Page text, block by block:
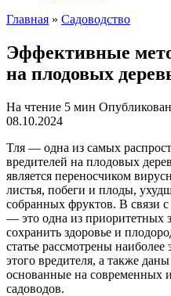
Главная » Садоводство
Эффективные
на плодовых
На чтение 5 мин
08.10.2024
Тля — одна из самых
вредителей на плодовых
является переносчиком
листья, побеги и плоды,
собранных фруктов. В связи
— это одна из приоритетных
сохранить здоровье и
статье рассмотрены
этого вредителя, а также
основанные на современных
садоводов.